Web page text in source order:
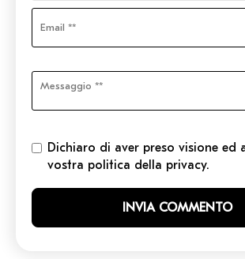
Dichiaro di aver preso visione ed
vostra politica della privacy.